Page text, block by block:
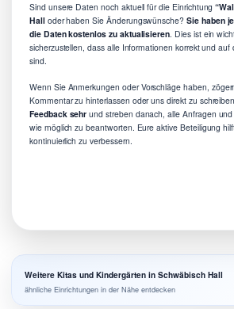
Sind unsere Daten noch aktuell für die Einrichtung
Halloder haben Sie Änderungswünsche?Sie haben
die Daten kostenlos zu aktualisieren. Dies ist ein
sicherzustellen, dass alle Informationen korrekt und
sind.
Wenn Sie Anmerkungen oder Vorschläge haben,
Kommentar zu hinterlassen oder uns direkt zu
Feedback sehr und streben danach, alle Anfragen
wie möglich zu beantworten. Eure aktive Beteiligung
kontinuierlich zu verbessern.
Weitere Kitas und Kindergärten in Schwäbisch Hall
ähnliche Einrichtungen in der Nähe entdecken